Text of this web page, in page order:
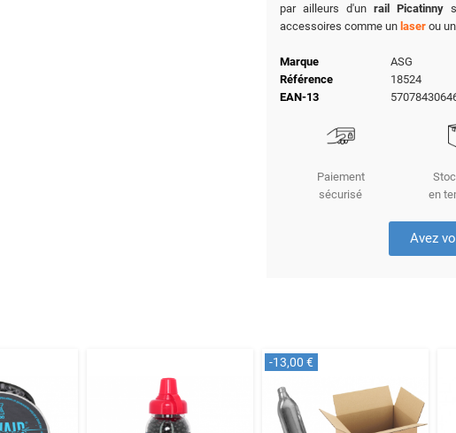
par ailleurs d'un rail Picatinny
accessoires comme un laser ou
Marque
ASG
Référence
18524
EAN-13
Paiement
sécurisé
en
Avez
-13,00 €